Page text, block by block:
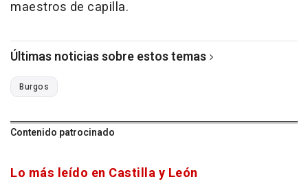
maestros de capilla.
Últimas noticias sobre estos temas
Burgos
Contenido patrocinado
Lo más leído en Castilla y León